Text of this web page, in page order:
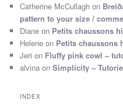
Catherine McCullagh on
pattern to your size /
Diane on Petits chaussons
Helene on Petits chaussons
Jeri on Fluffy pink cowl –
alvina onSimplicity –
INDEX